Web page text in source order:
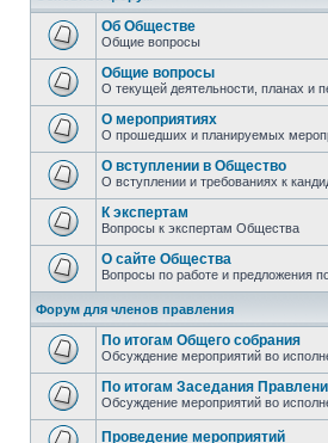
Об Обществе
Общие вопросы
Общие вопросы
О текущей деятельности, планах и
О мероприятиях
О прошедших и планируемых
О вступлении в Общество
О вступлении и требованиях к
К экспертам
Вопросы к экспертам Общества
О сайте Общества
Вопросы по работе и предложения
Форум для членов правления
По итогам Общего собрания
Обсуждение мероприятий во
По итогам Заседания
Обсуждение мероприятий во
Проведение мероприятий